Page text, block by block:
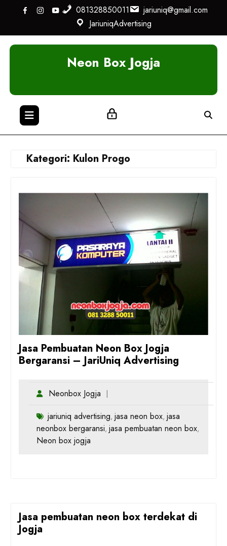
081328850011
jariuniq@gmail.com
JariuniqAdvertising
Neon Box Jogja
Kategori: Kulon Progo
Jasa Pembuatan Neon Box Jogja
Bergaransi – JariUniq Advertising
Neonbox Jogja
jariuniq advertising, jasa neon box, jasa
neonbox bergaransi, jasa pembuatan neon box,
Neon box jogja
Jasa pembuatan neon box terdekat di
Jogja